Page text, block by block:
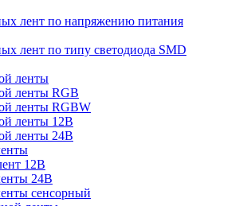
лент по напряжению питания
лент по типу светодиода SMD
ленты
ленты RGB
ленты RGBW
ленты 12В
ленты 24В
12В
24В
сенсорный